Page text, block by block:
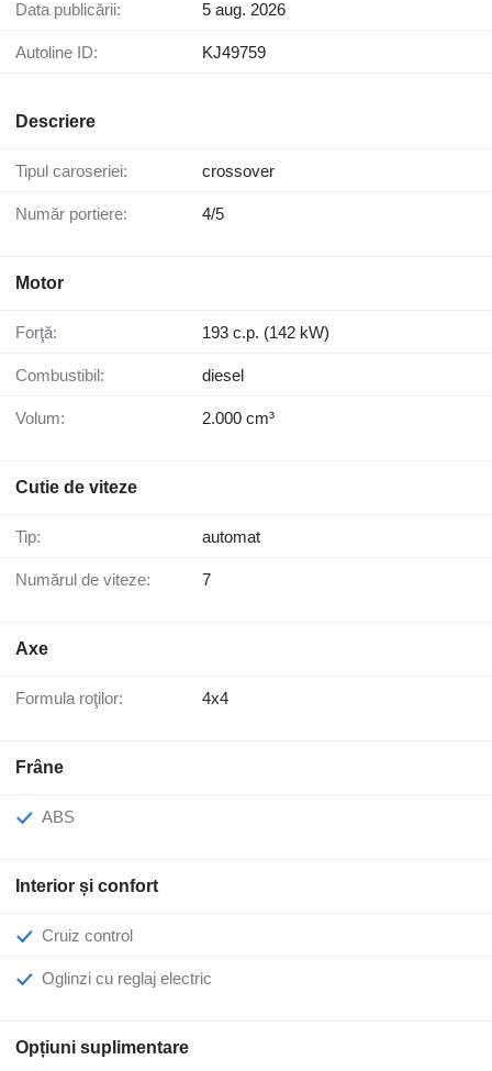
Data publicării: 5 aug. 2026
Autoline ID: KJ49759
Descriere
Tipul caroseriei: crossover
Număr portiere: 4/5
Motor
Forţă: 193 c.p. (142 kW)
Combustibil: diesel
Volum: 2.000 cm³
Cutie de viteze
Tip: automat
Numărul de viteze: 7
Axe
Formula roţilor: 4x4
Frâne
ABS
Interior și confort
Cruiz control
Oglinzi cu reglaj electric
Opțiuni suplimentare